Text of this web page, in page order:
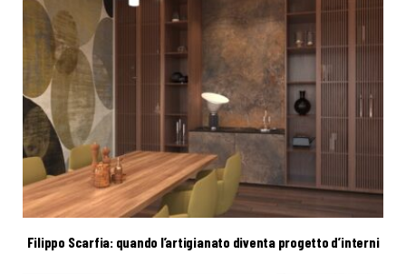
Filippo Scarfia: quando l’artigianato diventa progetto d’interni